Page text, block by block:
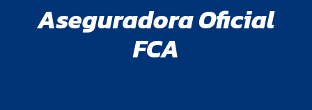
Aseguradora Oficial
FCA